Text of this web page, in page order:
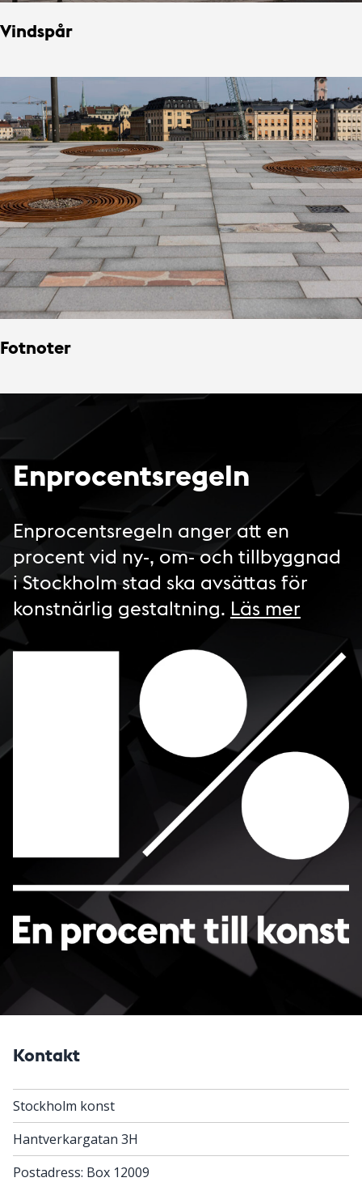
Vindspår
Fotnoter
Enprocentsregeln
Enprocentsregeln anger att en
procent vid ny-, om- och tillbyggnad
i Stockholm stad ska avsättas för
konstnärlig gestaltning. Läs mer
Kontakt
Stockholm konst
Hantverkargatan 3H
Postadress: Box 12009